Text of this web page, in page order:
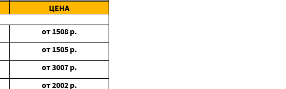
ЦЕНА
от 1508 р.
от 1505 р.
от3007 р.
от2002 р.